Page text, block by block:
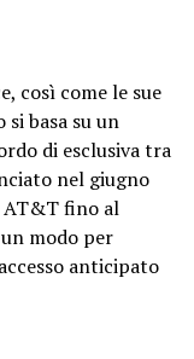
così come le sue
basa su un
di esclusiva tra
nel giugno
AT&T fino al
modo per
anticipato